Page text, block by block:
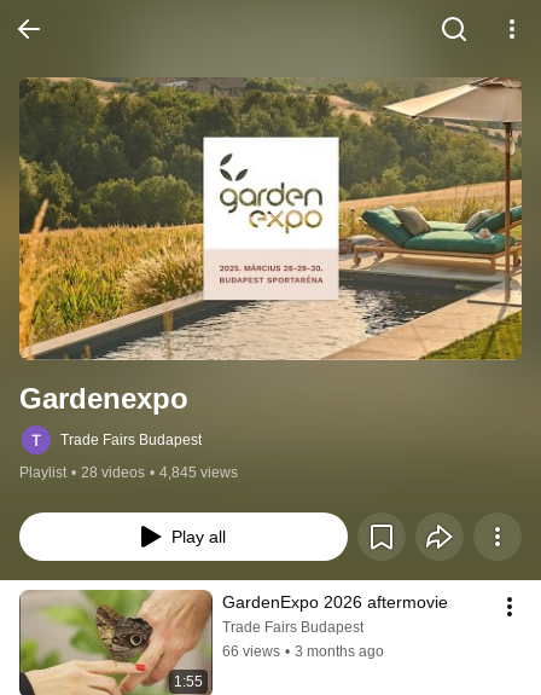
Gardenexpo
Trade Fairs Budapest
Playlist • 28 videos • 4,845 views
Play all
1:55
GardenExpo 2026 aftermovie
Trade Fairs Budapest
66 views • 3 months ago